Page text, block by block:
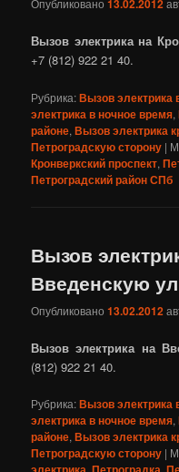
Опубликовано13.02.2012
Вызов электрика на
+7 (812) 922 21 40.
Рубрика:Вызов электрика
электрика в ночное время,
районе,Вызов электрика
Петроградскую сторону |
Кронверкский проспект,
Петроградский район СПб
Вызов
Введенскую
Опубликовано13.02.2012
Вызов электрика на
(812) 922 21 40.
Рубрика:Вызов электрика
электрика в ночное время,
районе,Вызов электрика
Петроградскую сторону |